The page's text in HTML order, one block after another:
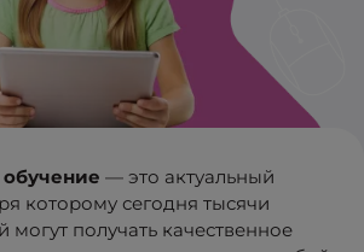
— это актуальный
которому сегодня тысячи
могут получать качественное